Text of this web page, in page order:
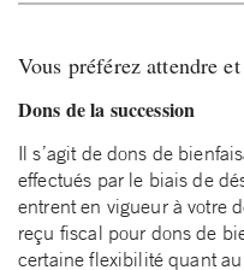
Vous préférez attendre
Dons de la succession
Il s’agit de dons de
effectués par le biais de
entrent en vigueur à votre
reçu fiscal pour dons de
certaine flexibilité quant